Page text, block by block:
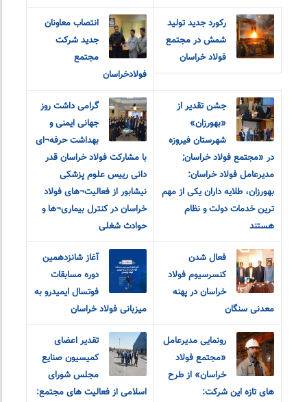
رکورد جدید تولید
شمش در مجتمع
فولاد خراسان
انتصاب معاونان
جدید شرکت
مجتمع
فولادخراسان
جشن تقدیر از
«بهورزان»
شهرستان فیروزه
در «مجتمع فولاد خراسان;
مدیرعامل فولاد خراسان:
بهورزان، طلایه داران یکی از مهم
ترین خدمات دولت و نظام
هستند
گرامی داشت روز
جهانی ایمنی و
بهداشت حرفه¬ای
با مشارکت فولاد خراسان قدر
دانی رییس علوم پزشکی
نیشابور از فعالیت¬های فولاد
خراسان در کنترل بیماری¬ها و
حوادث شغلی
فعال شدن
کنسرسیوم فولاد
خراسان در پهنه
معدنی سنگان
آغاز شانزدهمین
دوره مسابقات
فوتسال ایمیدرو به
میزبانی فولاد خراسان
رونمایی مدیرعامل
«مجتمع فولاد
خراسان» از طرح
های تازه این شرکت:
تقدیر اعضای
کمیسیون صنایع
مجلس شورای
اسلامی از فعالیت های مجتمع: